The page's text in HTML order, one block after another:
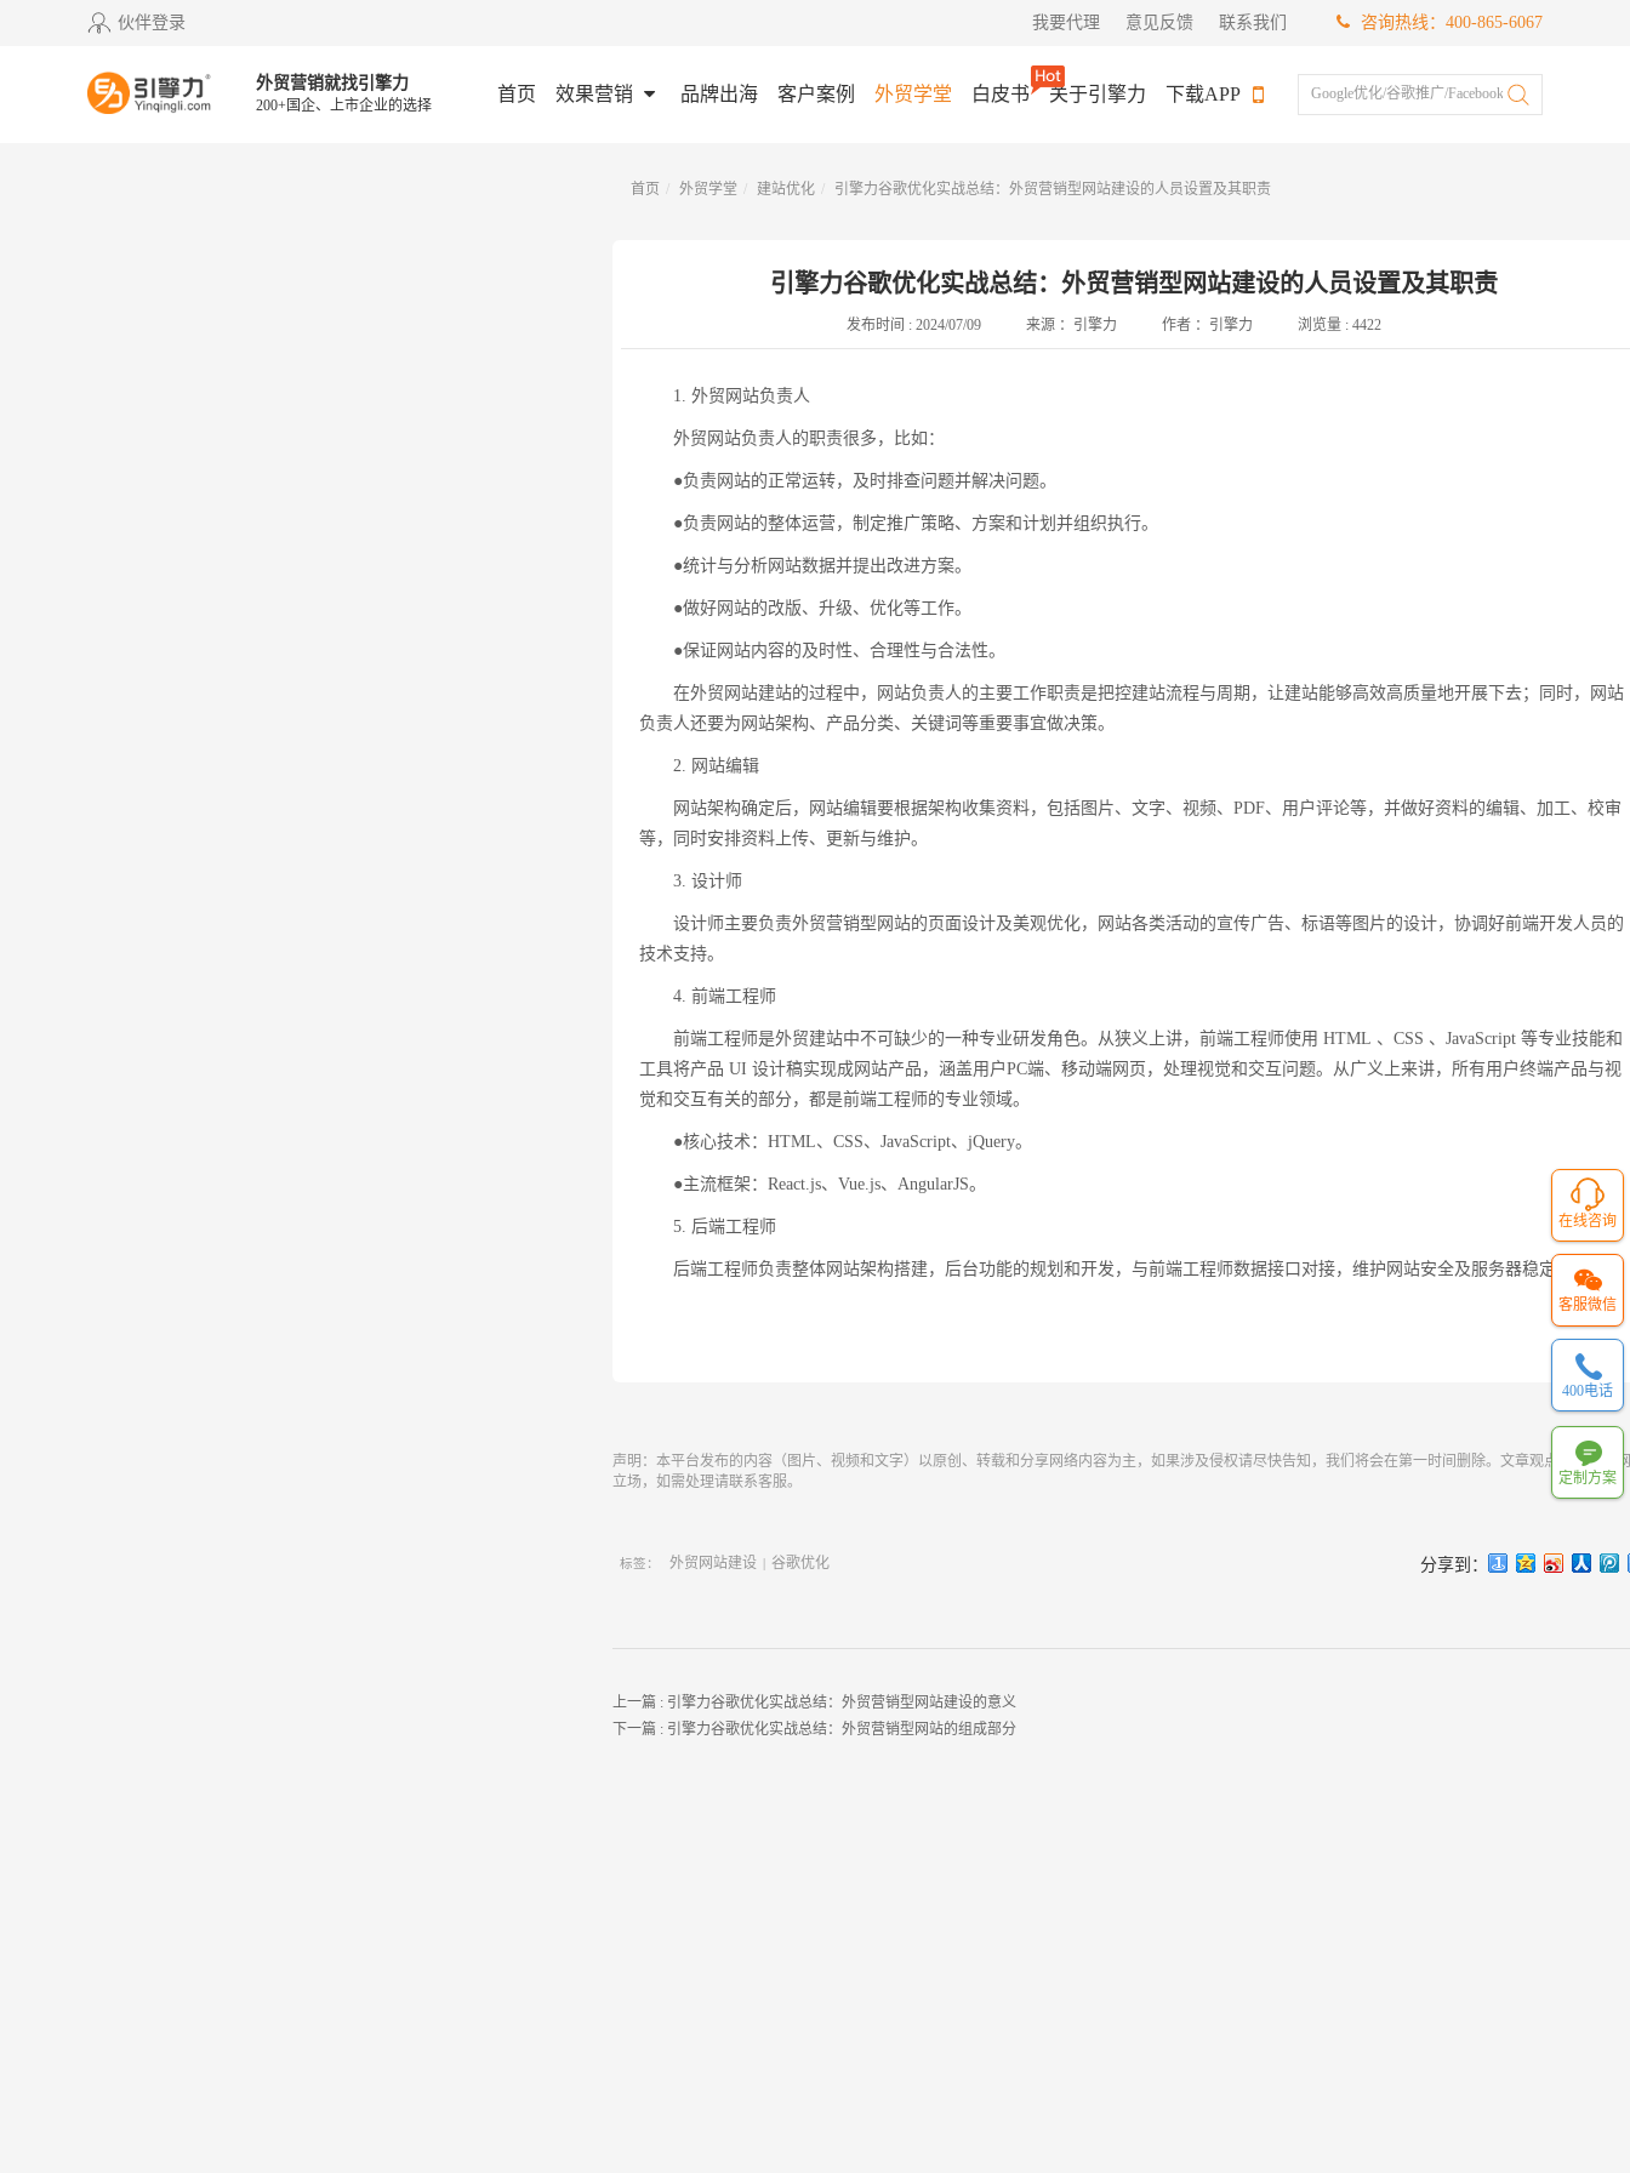
咨询热线：400-865-6067
伙伴登录 我要代理 意见反馈 联系我们
外贸营销就找引擎力
200+国企、上市企业的选择
首页 效果营销 品牌出海 客户案例 外贸学堂 白皮书 关于引擎力 下载APP Google优化/谷歌推广/Facebook推广
首页 外贸学堂 建站优化 引擎力谷歌优化实战总结：外贸营销型网站建设的人员设置及其职责
引擎力谷歌优化实战总结：外贸营销型网站建设的人员设置及其职责
发布时间 : 2024/07/09 来源 ： 引擎力 作者 ： 引擎力 浏览量 : 4422
1. 外贸网站负责人
外贸网站负责人的职责很多，比如：
●负责网站的正常运转，及时排查问题并解决问题。
●负责网站的整体运营，制定推广策略、方案和计划并组织执行。
●统计与分析网站数据并提出改进方案。
●做好网站的改版、升级、优化等工作。
●保证网站内容的及时性、合理性与合法性。
在外贸网站建站的过程中，网站负责人的主要工作职责是把控建站流程与周期，让建站能够高效高质量地开展下去；同时，网站
负责人还要为网站架构、产品分类、关键词等重要事宜做决策。
2. 网站编辑
网站架构确定后，网站编辑要根据架构收集资料，包括图片、文字、视频、PDF、用户评论等，并做好资料的编辑、加工、校审
等，同时安排资料上传、更新与维护。
3. 设计师
设计师主要负责外贸营销型网站的页面设计及美观优化，网站各类活动的宣传广告、标语等图片的设计，协调好前端开发人员的
技术支持。
4. 前端工程师
前端工程师是外贸建站中不可缺少的一种专业研发角色。从狭义上讲，前端工程师使用 HTML 、CSS 、JavaScript 等专业技能和
工具将产品 UI 设计稿实现成网站产品，涵盖用户PC端、移动端网页，处理视觉和交互问题。从广义上来讲，所有用户终端产品与视
觉和交互有关的部分，都是前端工程师的专业领域。
●核心技术：HTML、CSS、JavaScript、jQuery。
●主流框架：React.js、Vue.js、AngularJS。
5. 后端工程师
后端工程师负责整体网站架构搭建，后台功能的规划和开发，与前端工程师数据接口对接，维护网站安全及服务器稳定等工作。
声明：本平台发布的内容（图片、视频和文字）以原创、转载和分享网络内容为主，如果涉及侵权请尽快告知，我们将会在第一时间删除。文章观点不代表本
立场，如需处理请联系客服。
标签： 外贸网站建设 谷歌优化 分享到：
上一篇 : 引擎力谷歌优化实战总结：外贸营销型网站建设的意义
下一篇 : 引擎力谷歌优化实战总结：外贸营销型网站的组成部分
在线咨询
客服微信
400电话
定制方案